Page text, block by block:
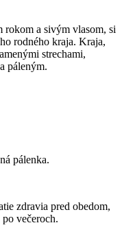
rokom a sivým vlasom, si
rodného kraja. Kraja,
strechami,
páleným.
pálenka.
zdravia pred obedom,
večeroch.